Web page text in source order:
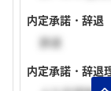
内定承諾・辞退
辞退
内定承諾・辞退